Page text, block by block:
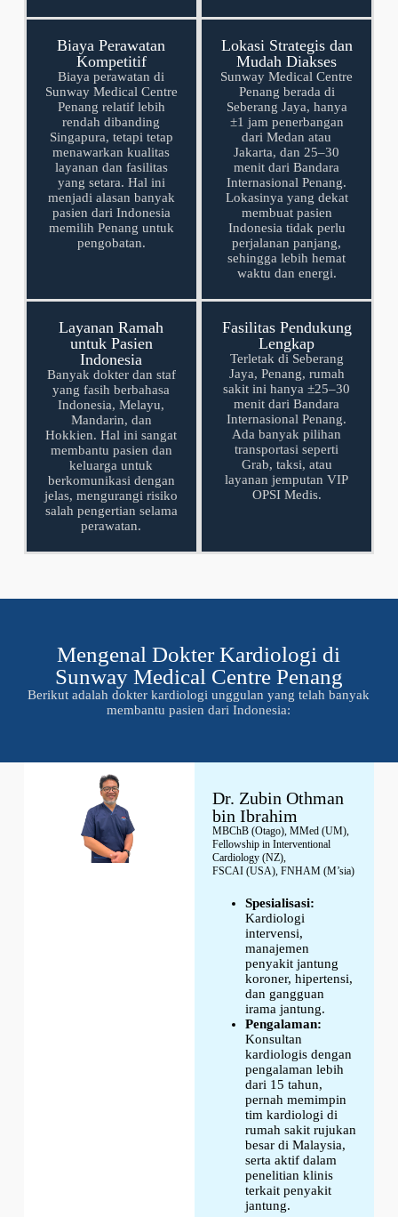
Biaya Perawatan
Kompetitif
Biaya perawatan di
Sunway Medical Centre
Penang relatif lebih
rendah dibanding
Singapura, tetapi tetap
menawarkan kualitas
layanan dan fasilitas
yang setara. Hal ini
menjadi alasan banyak
pasien dari Indonesia
memilih Penang untuk
pengobatan.
Lokasi Strategis dan
Mudah Diakses
Sunway Medical Centre
Penang berada di
Seberang Jaya, hanya
±1 jam penerbangan
dari Medan atau
Jakarta, dan 25–30
menit dari Bandara
Internasional Penang.
Lokasinya yang dekat
membuat pasien
Indonesia tidak perlu
perjalanan panjang,
sehingga lebih hemat
waktu dan energi.
Layanan Ramah
untuk Pasien
Indonesia
Banyak dokter dan staf
yang fasih berbahasa
Indonesia, Melayu,
Mandarin, dan
Hokkien. Hal ini sangat
membantu pasien dan
keluarga untuk
berkomunikasi dengan
jelas, mengurangi risiko
salah pengertian selama
perawatan.
Fasilitas Pendukung
Lengkap
Terletak di Seberang
Jaya, Penang, rumah
sakit ini hanya ±25–30
menit dari Bandara
Internasional Penang.
Ada banyak pilihan
transportasi seperti
Grab, taksi, atau
layanan jemputan VIP
OPSI Medis.
Mengenal Dokter Kardiologi di
Sunway Medical Centre Penang
Berikut adalah dokter kardiologi unggulan yang telah banyak
membantu pasien dari Indonesia:
Dr. Zubin Othman
bin Ibrahim
MBChB (Otago), MMed (UM),
Fellowship in Interventional
Cardiology (NZ),
FSCAI (USA), FNHAM (M’sia)
Spesialisasi:
Kardiologi
intervensi,
manajemen
penyakit jantung
koroner, hipertensi,
dan gangguan
irama jantung.
Pengalaman:
Konsultan
kardiologis dengan
pengalaman lebih
dari 15 tahun,
pernah memimpin
tim kardiologi di
rumah sakit rujukan
besar di Malaysia,
serta aktif dalam
penelitian klinis
terkait penyakit
jantung.